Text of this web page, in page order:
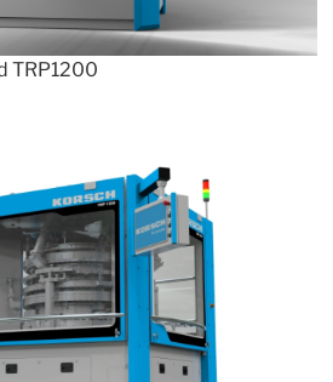
TRP1200